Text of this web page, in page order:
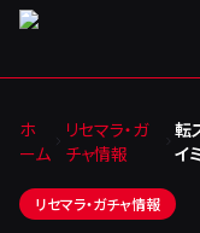
ホ
ーム
リセマラ・ガ
チャ情報
転
イ
リセマラ・ガチャ情報